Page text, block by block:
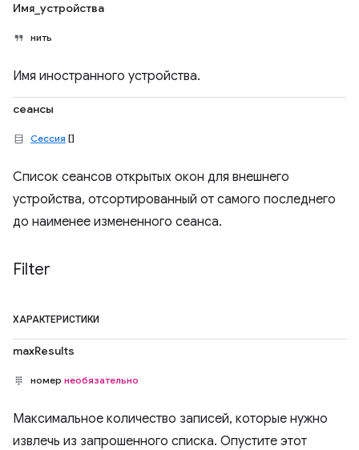
Имя_устройства
нить
Имя иностранного устройства.
сеансы
Сессия []
Список сеансов открытых окон для внешнего
устройства, отсортированный от самого последнего
до наименее измененного сеанса.
Filter
ХАРАКТЕРИСТИКИ
maxResults
номер необязательно
Максимальное количество записей, которые нужно
извлечь из запрошенного списка. Опустите этот